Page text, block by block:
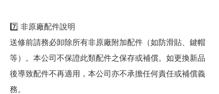
7️⃣ 非原廠配件說明
送修前請務必卸除所有非原廠附加配件（如防滑貼、鍵帽
等）。本公司不保證此類配件之保存或補償。如更換新品
後導致配件不再適用，本公司亦不承擔任何責任或補償義
務。